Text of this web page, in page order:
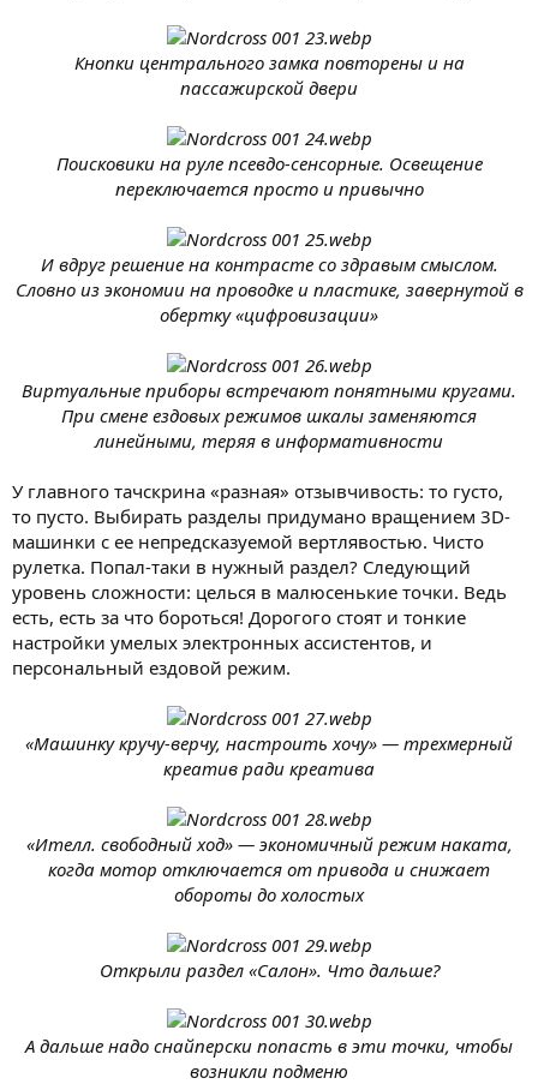
Кнопки центрального замка повторены и на
пассажирской двери
Поисковики на руле псевдо-сенсорные. Освещение
переключается просто и привычно
И вдруг решение на контрасте со здравым смыслом.
Словно из экономии на проводке и пластике, завернутой в
обертку «цифровизации»
Виртуальные приборы встречают понятными кругами.
При смене ездовых режимов шкалы заменяются
линейными, теряя в информативности
У главного тачскрина «разная» отзывчивость: то густо,
то пусто. Выбирать разделы придумано вращением 3D-
машинки с ее непредсказуемой вертлявостью. Чисто
рулетка. Попал-таки в нужный раздел? Следующий
уровень сложности: целься в малюсенькие точки. Ведь
есть, есть за что бороться! Дорогого стоят и тонкие
настройки умелых электронных ассистентов, и
персональный ездовой режим.
«Машинку кручу-верчу, настроить хочу» — трехмерный
креатив ради креатива
«Ителл. свободный ход» — экономичный режим наката,
когда мотор отключается от привода и снижает
обороты до холостых
Открыли раздел «Салон». Что дальше?
А дальше надо снайперски попасть в эти точки, чтобы
возникли подменю